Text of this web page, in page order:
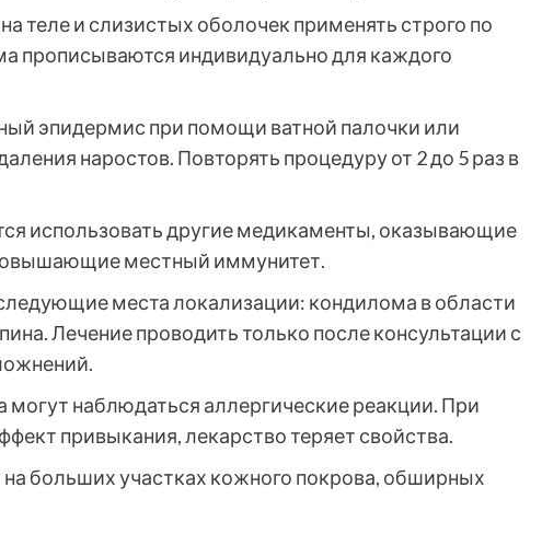
теле и слизистых оболочек применять строго по
прописываются индивидуально для каждого
эпидермис при помощи ватной палочки или
наростов. Повторять процедуру от 2 до 5 раз в
использовать другие медикаменты, оказывающие
местный иммунитет.
места локализации: кондилома в области
Лечение проводить только после консультации с
могут наблюдаться аллергические реакции. При
привыкания, лекарство теряет свойства.
больших участках кожного покрова, обширных